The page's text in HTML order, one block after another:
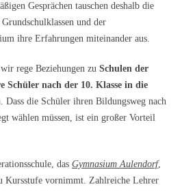
Gesprächen tauschen deshalb die
und der
ihre Erfahrungen miteinander aus.
rege Beziehungen zu Schulen der
Schüler nach der 10. Klasse in die
. Dass die Schüler ihren Bildungsweg nach
wählen müssen, ist ein großer Vorteil
das Gymnasium Aulendorf,
Kursstufe vornimmt. Zahlreiche Lehrer